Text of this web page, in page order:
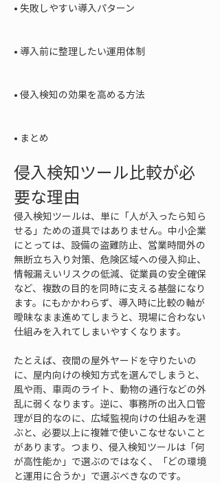
• 失敗しやすい導入パターン
• 導入前に整理したい運用体制
• 侵入検知の効果を高める方法
• まとめ
侵入検知ツール比較が必
要な理由
侵入検知ツールは、単に「人が入ったら知ら
せる」ための道具ではありません。中小企業
にとっては、設備の盗難防止、営業時間外の
無断立ち入り対策、危険区域への侵入抑止、
情報漏えいリスクの低減、従業員の安全確保
など、複数の目的を同時に支える基盤になり
ます。にもかかわらず、導入時に比較の軸が
曖昧なまま進めてしまうと、現場に合わない
仕組みを入れてしまいやすくなります。
たとえば、夜間の屋外ヤードを守りたいの
に、屋内向けの検知方式を選んでしまうと、
風や雨、車両のライト、動物の通行などの外
乱に弱くなります。逆に、事務所の出入口管
理が目的なのに、広域監視向けの仕組みを選
ぶと、必要以上に複雑で使いこなせないこと
があります。つまり、侵入検知ツールは「何
が高性能か」で選ぶのではなく、「どの環境
と運用に合うか」で選ぶべきなのです。